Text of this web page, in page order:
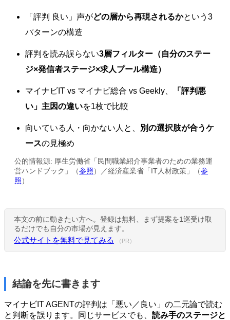
「評判 良い」声がどの層から再現されるかという3
パターンの構造
評判を読み誤らない3層フィルター（自分のステー
ジ×発信者ステージ×求人プール構造）
マイナビIT vs マイナビ総合 vs Geekly、
「評判悪
い」主因の違いを1枚で比較
向いている人・向かない人と、
別の選択肢が合うケ
ースの見極め
公的情報源: 厚生労働省「民間職業紹介事業者のための業務運
営ハンドブック」（参照）／経済産業省「IT人材政策」（参
照）
本文の前に動きたい方へ。登録は無料、まず提案を1巡受け取
るだけでも自分の市場が見えます。
公式サイトを無料で見てみる （PR）
結論を先に書きます
マイナビIT AGENTの評判は「悪い／良い」の二元論で読む
と判断を誤ります。同じサービスでも、 読み手のステージと